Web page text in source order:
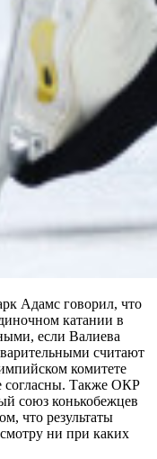
Адамс говорил, что
катании в
если Валиева
считают
комитете
согласны. Также ОКР
союз конькобежцев
что результаты
ни при каких